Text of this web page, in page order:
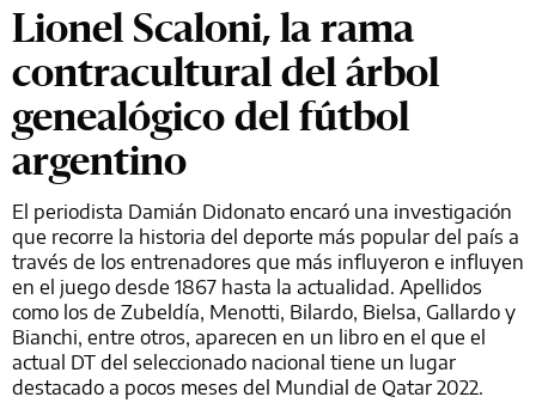
Lionel Scaloni, la rama
contracultural del árbol
genealógico del fútbol
argentino
El periodista Damián Didonato encaró una investigación
que recorre la historia del deporte más popular del país a
través de los entrenadores que más influyeron e influyen
en el juego desde 1867 hasta la actualidad. Apellidos
como los de Zubeldía, Menotti, Bilardo, Bielsa, Gallardo y
Bianchi, entre otros, aparecen en un libro en el que el
actual DT del seleccionado nacional tiene un lugar
destacado a pocos meses del Mundial de Qatar 2022.